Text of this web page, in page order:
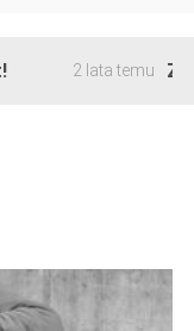
2 lata temu